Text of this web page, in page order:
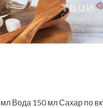
Вода 150 мл Сахар по